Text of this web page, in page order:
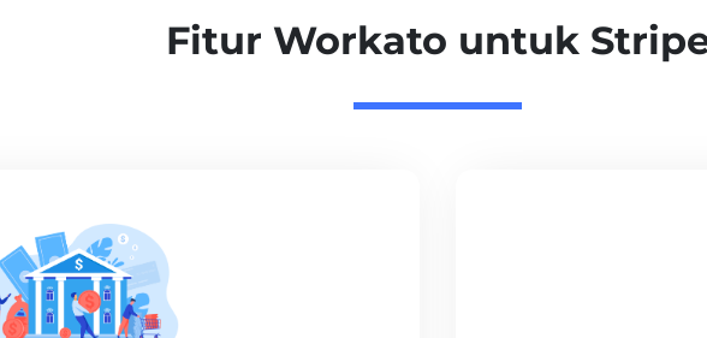
Fitur Workato untuk